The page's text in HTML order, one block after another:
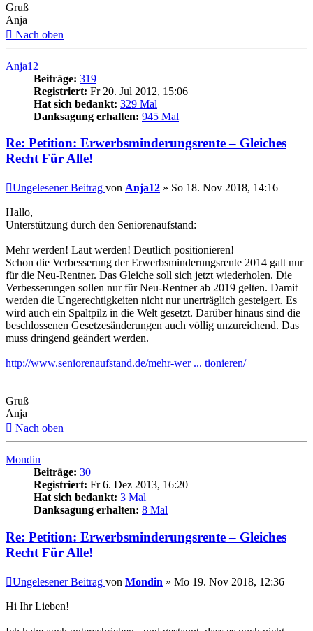
Gruß
Anja
Nach oben
Anja12
Beiträge: 319
Registriert: Fr 20. Jul 2012, 15:06
Hat sich bedankt: 329 Mal
Danksagung erhalten: 945 Mal
Re: Petition: Erwerbsminderungsrente – Gleiches
Recht Für Alle!
Ungelesener Beitrag von Anja12 » So 18. Nov 2018, 14:16
Hallo,
Unterstützung durch den Seniorenaufstand:
Mehr werden! Laut werden! Deutlich positionieren!
Schon die Verbesserung der Erwerbsminderungsrente 2014 galt nur
für die Neu-Rentner. Das Gleiche soll sich jetzt wiederholen. Die
Verbesserungen sollen nur für Neu-Rentner ab 2019 gelten. Damit
werden die Ungerechtigkeiten nicht nur unerträglich gesteigert. Es
wird auch ein Spaltpilz in die Welt gesetzt. Darüber hinaus sind die
beschlossenen Gesetzesänderungen auch völlig unzureichend. Das
muss dringend geändert werden.
http://www.seniorenaufstand.de/mehr-wer ... tionieren/
Gruß
Anja
Nach oben
Mondin
Beiträge: 30
Registriert: Fr 6. Dez 2013, 16:20
Hat sich bedankt: 3 Mal
Danksagung erhalten: 8 Mal
Re: Petition: Erwerbsminderungsrente – Gleiches
Recht Für Alle!
Ungelesener Beitrag von Mondin » Mo 19. Nov 2018, 12:36
Hi Ihr Lieben!